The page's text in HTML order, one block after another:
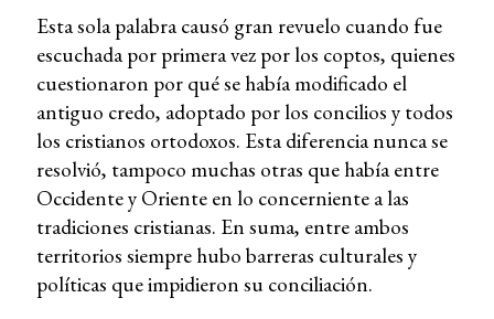
Esta sola palabra causó gran revuelo cuando fue
escuchada por primera vez por los coptos, quienes
cuestionaron por qué se había modificado el
antiguo credo, adoptado por los concilios y todos
los cristianos ortodoxos. Esta diferencia nunca se
resolvió, tampoco muchas otras que había entre
Occidente y Oriente en lo concerniente a las
tradiciones cristianas. En suma, entre ambos
territorios siempre hubo barreras culturales y
políticas que impidieron su conciliación.